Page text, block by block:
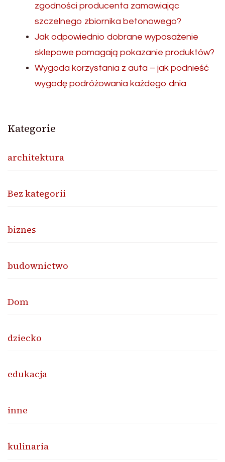
zgodności producenta zamawiając
szczelnego zbiornika betonowego?
Jak odpowiednio dobrane wyposażenie
sklepowe pomagają pokazanie produktów?
Wygoda korzystania z auta – jak podnieść
wygodę podróżowania każdego dnia
Kategorie
architektura
Bez kategorii
biznes
budownictwo
Dom
dziecko
edukacja
inne
kulinaria